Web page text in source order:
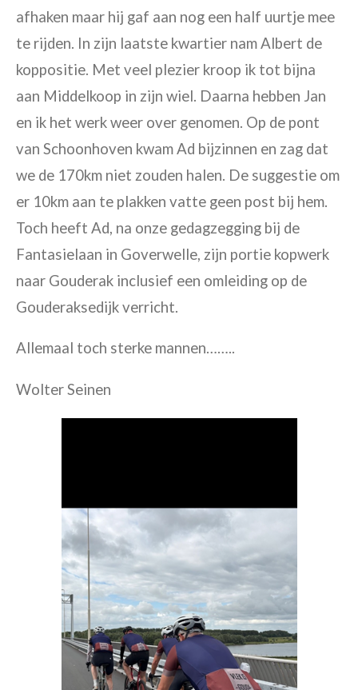
afhaken maar hij gaf aan nog een half uurtje mee
te rijden. In zijn laatste kwartier nam Albert de
koppositie. Met veel plezier kroop ik tot bijna
aan Middelkoop in zijn wiel. Daarna hebben Jan
en ik het werk weer over genomen. Op de pont
van Schoonhoven kwam Ad bijzinnen en zag dat
we de 170km niet zouden halen. De suggestie om
er 10km aan te plakken vatte geen post bij hem.
Toch heeft Ad, na onze gedagzegging bij de
Fantasielaan in Goverwelle, zijn portie kopwerk
naar Gouderak inclusief een omleiding op de
Gouderaksedijk verricht.
Allemaal toch sterke mannen……..
Wolter Seinen